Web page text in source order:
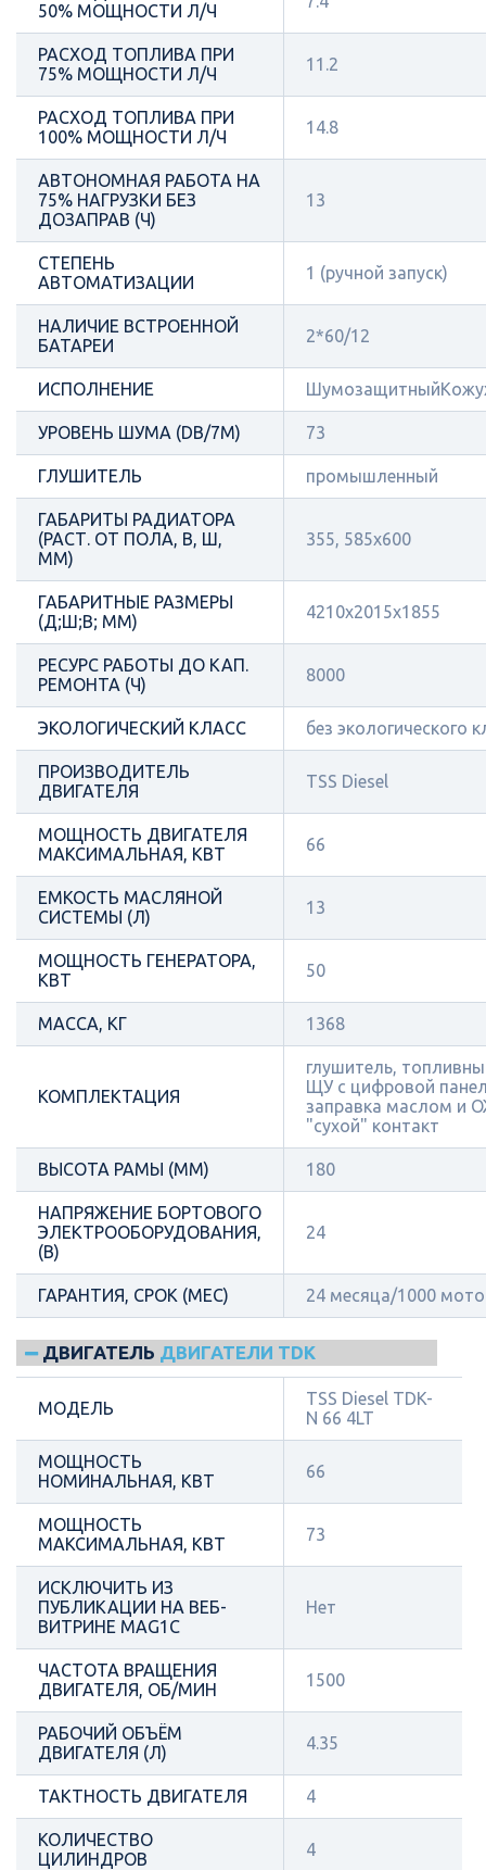
50% МОЩНОСТИ Л/Ч
РАСХОД ТОПЛИВА ПРИ
75% МОЩНОСТИ Л/Ч
11.2
РАСХОД ТОПЛИВА ПРИ
100% МОЩНОСТИ Л/Ч
14.8
АВТОНОМНАЯ РАБОТА НА
75% НАГРУЗКИ БЕЗ
ДОЗАПРАВ (Ч)
13
СТЕПЕНЬ
АВТОМАТИЗАЦИИ
1 (ручной запуск)
НАЛИЧИЕ ВСТРОЕННОЙ
БАТАРЕИ
2*60/12
ИСПОЛНЕНИЕ
УРОВЕНЬ ШУМА (DB/7М) 73
ГЛУШИТЕЛЬ промышленный
ГАБАРИТЫ РАДИАТОРА
(РАСТ. ОТ ПОЛА, В, Ш,
ММ)
355, 585х600
ГАБАРИТНЫЕ РАЗМЕРЫ
(Д;Ш;В; ММ)
4210x2015x1855
РЕСУРС РАБОТЫ ДО КАП.
РЕМОНТА (Ч)
8000
ЭКОЛОГИЧЕСКИЙ КЛАСС без экологического
ПРОИЗВОДИТЕЛЬ
ДВИГАТЕЛЯ
TSS Diesel
МОЩНОСТЬ ДВИГАТЕЛЯ
МАКСИМАЛЬНАЯ, КВТ
66
ЕМКОСТЬ МАСЛЯНОЙ
СИСТЕМЫ (Л)
13
МОЩНОСТЬ ГЕНЕРАТОРА,
КВТ
50
МАССА, КГ 1368
КОМПЛЕКТАЦИЯ
глушитель,
ЩУ с цифровой
заправка маслом и
"сухой" контакт
ВЫСОТА РАМЫ (ММ) 180
НАПРЯЖЕНИЕ БОРТОВОГО
ЭЛЕКТРООБОРУДОВАНИЯ,
(В)
24
ГАРАНТИЯ, СРОК (МЕС) 24 месяца/1000
ДВИГАТЕЛЬ ДВИГАТЕЛИ TDK
МОДЕЛЬ
TSS Diesel TDK-
N 66 4LT
МОЩНОСТЬ
НОМИНАЛЬНАЯ, КВТ
66
МОЩНОСТЬ
МАКСИМАЛЬНАЯ, КВТ
73
ИСКЛЮЧИТЬ ИЗ
ПУБЛИКАЦИИ НА ВЕБ-
ВИТРИНЕ MAG1C
Нет
ЧАСТОТА ВРАЩЕНИЯ
ДВИГАТЕЛЯ, ОБ/МИН
1500
РАБОЧИЙ ОБЪЁМ
ДВИГАТЕЛЯ (Л)
4.35
ТАКТНОСТЬ ДВИГАТЕЛЯ 4
КОЛИЧЕСТВО
ЦИЛИНДРОВ
4